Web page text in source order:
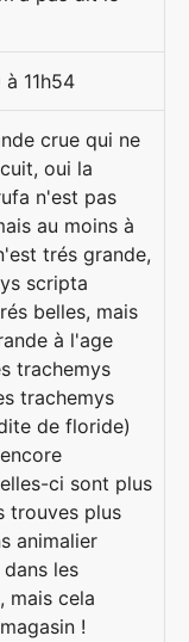
11h54
crue qui ne
oui la
n'est pas
au moins à
trés grande,
scripta
belles, mais
à l'age
trachemys
trachemys
de floride)
ci sont plus
trouves plus
animalier
les
mais cela
!